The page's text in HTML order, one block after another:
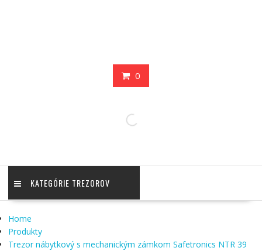
0
KATEGÓRIE TREZOROV
Home
Produkty
Trezor nábytkový s mechanickým zámkom Safetronics NTR 39